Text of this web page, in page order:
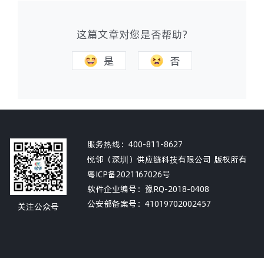
这篇文章对您是否帮助?
是
否
关注公众号
服务热线： 400-811-8627
悦邻（深圳）供应链科技有限公司 版权所有
粤ICP备2021167026号
软件企业编号：豫RQ-2018-0408
公安部备案号： 41019702002457